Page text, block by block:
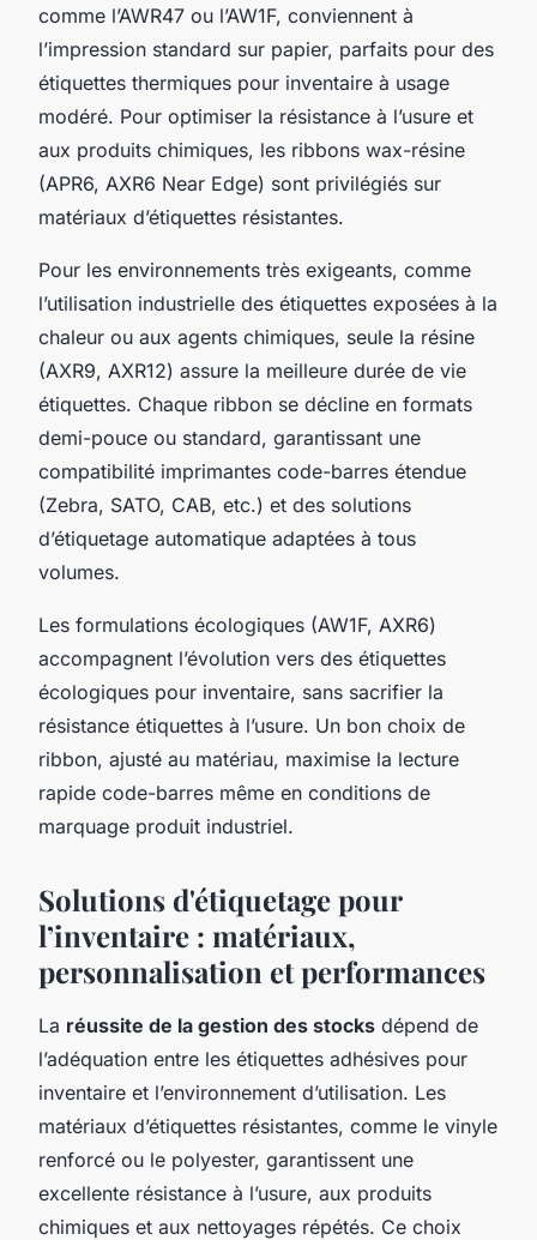
comme l’AWR47 ou l’AW1F, conviennent à
l’impression standard sur papier, parfaits pour des
étiquettes thermiques pour inventaire à usage
modéré. Pour optimiser la résistance à l’usure et
aux produits chimiques, les ribbons wax-résine
(APR6, AXR6 Near Edge) sont privilégiés sur
matériaux d’étiquettes résistantes.
Pour les environnements très exigeants, comme
l’utilisation industrielle des étiquettes exposées à la
chaleur ou aux agents chimiques, seule la résine
(AXR9, AXR12) assure la meilleure durée de vie
étiquettes. Chaque ribbon se décline en formats
demi-pouce ou standard, garantissant une
compatibilité imprimantes code-barres étendue
(Zebra, SATO, CAB, etc.) et des solutions
d’étiquetage automatique adaptées à tous
volumes.
Les formulations écologiques (AW1F, AXR6)
accompagnent l’évolution vers des étiquettes
écologiques pour inventaire, sans sacrifier la
résistance étiquettes à l’usure. Un bon choix de
ribbon, ajusté au matériau, maximise la lecture
rapide code-barres même en conditions de
marquage produit industriel.
Solutions d'étiquetage pour
l’inventaire : matériaux,
personnalisation et performances
La réussite de la gestion des stocks dépend de
l’adéquation entre les étiquettes adhésives pour
inventaire et l’environnement d’utilisation. Les
matériaux d’étiquettes résistantes, comme le vinyle
renforcé ou le polyester, garantissent une
excellente résistance à l’usure, aux produits
chimiques et aux nettoyages répétés. Ce choix